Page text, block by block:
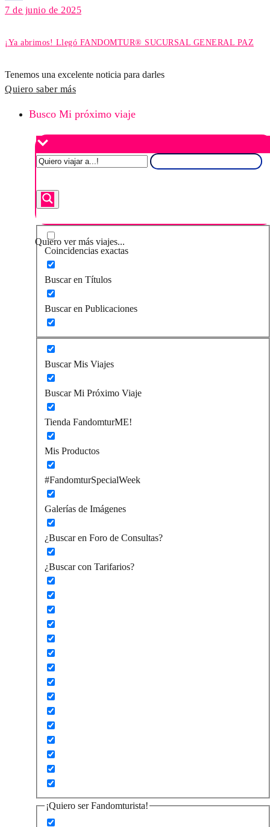
7 de junio de 2025
¡Ya abrimos! Llegó FANDOMTUR® SUCURSAL GENERAL PAZ
Tenemos una excelente noticia para darles
Quiero saber más
Busco Mi próximo viaje
Quiero ver más viajes...
Coincidencias exactas
Buscar en Títulos
Buscar en Publicaciones
Buscar Mis Viajes
Buscar Mi Próximo Viaje
Tienda FandomturME!
Mis Productos
#FandomturSpecialWeek
Galerías de Imágenes
¿Buscar en Foro de Consultas?
¿Buscar con Tarifarios?
¡Quiero ser Fandomturista!